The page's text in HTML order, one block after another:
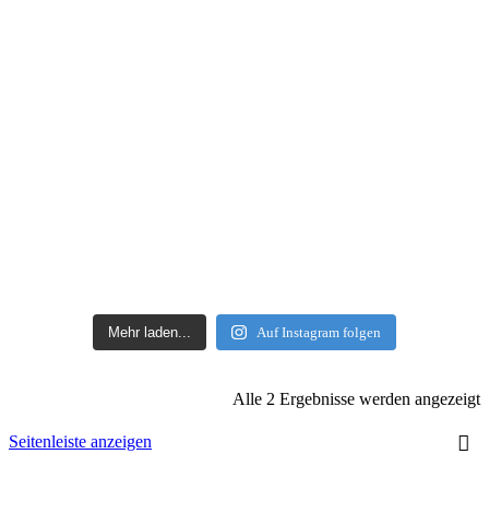
Mehr laden... Auf Instagram folgen
Alle 2 Ergebnisse werden angezeigt
Seitenleiste anzeigen